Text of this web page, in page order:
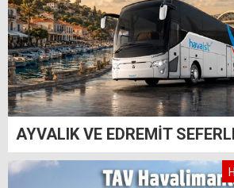
AYVALIK VE EDREMİT